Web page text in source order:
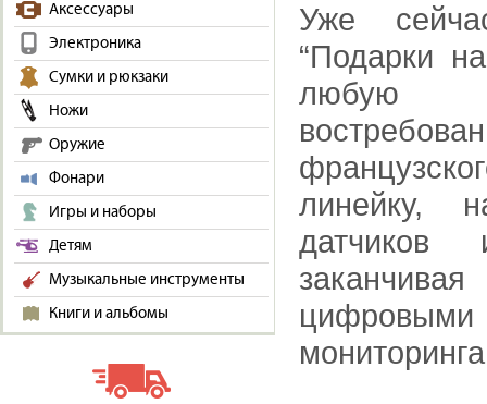
Аксессуары
Электроника
Сумки и рюкзаки
Ножи
Оружие
Фонари
Игры и наборы
Детям
Музыкальные инструменты
Книги и альбомы
Уже
“Подарки
любую
линейку,